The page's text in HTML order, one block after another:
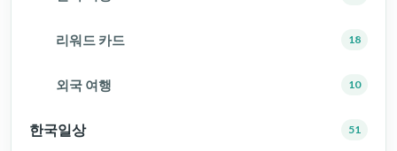
리워드 카드 18
외국 여행 10
한국일상 51